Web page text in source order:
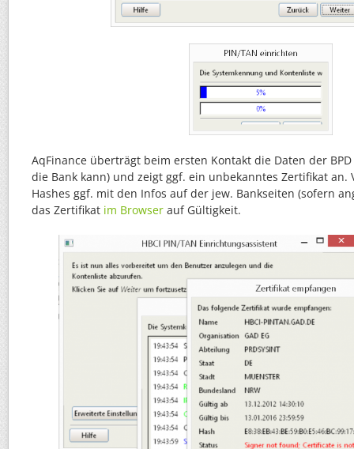
AqFinance überträgt beim ersten Kontakt die Daten der
die Bank kann) und zeigt ggf. ein unbekanntes Zertifikat an.
Hashes ggf. mit den Infos auf der jew. Bankseiten (sofern
das Zertifikat im Browser auf Gültigkeit.